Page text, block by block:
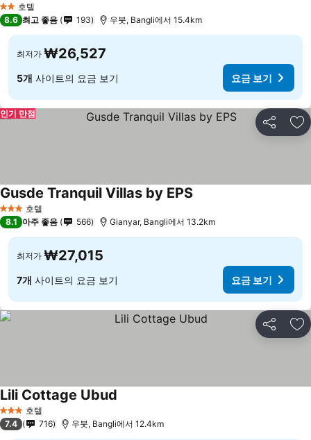
2 성급호텔
8.6 최고 좋음 193 우붓, Bangli에서 15.4km
최저가 ₩26,527
5개 사이트의 요금 보기 요금 보기
공유 즐
인기 만점
3 성급 호텔
Gusde Tranquil Villas by EPS
8.1 아주 좋음 566 Gianyar, Bangli에서 13.2km
최저가 ₩27,015
7개 사이트의 요금 보기 요금 보기
공유 즐
3 성급 호텔
Lili Cottage Ubud
7.4 716 우붓, Bangli에서 12.4km